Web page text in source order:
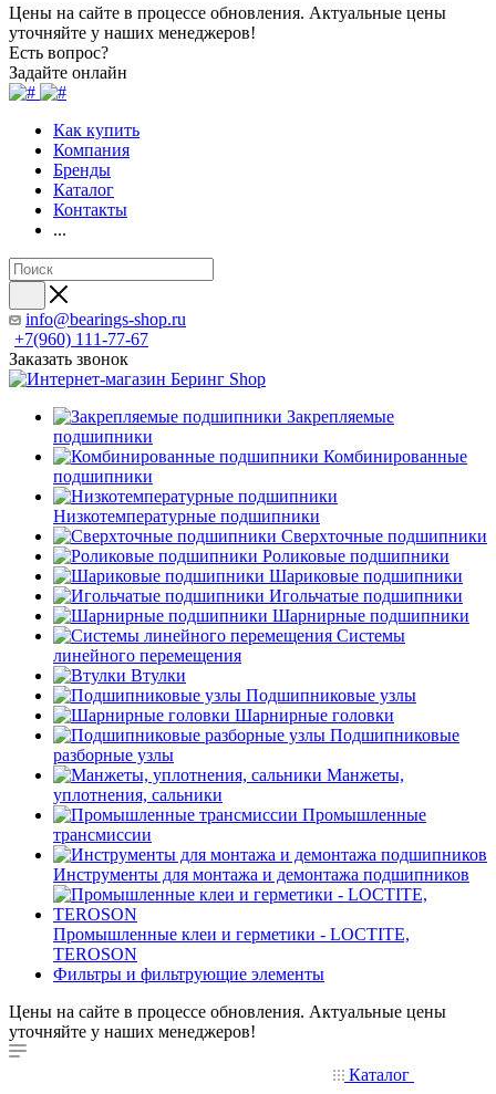
Цены на сайте в процессе обновления. Актуальные цены
уточняйте у наших менеджеров!
Есть вопрос?
Задайте онлайн
Как купить
Компания
Бренды
Каталог
Контакты
...
info@bearings-shop.ru
+7(960) 111-77-67
Заказать звонок
Закрепляемые
подшипники
Комбинированные
подшипники
Низкотемпературные подшипники
Сверхточные подшипники
Роликовые подшипники
Шариковые подшипники
Игольчатые подшипники
Шарнирные подшипники
Системы
линейного перемещения
Втулки
Подшипниковые узлы
Шарнирные головки
Подшипниковые
разборные узлы
Манжеты,
уплотнения, сальники
Промышленные
трансмиссии
Инструменты для монтажа и демонтажа подшипников
Промышленные клеи и герметики - LOCTITE,
TEROSON
Фильтры и фильтрующие элементы
Цены на сайте в процессе обновления. Актуальные цены
уточняйте у наших менеджеров!
Каталог